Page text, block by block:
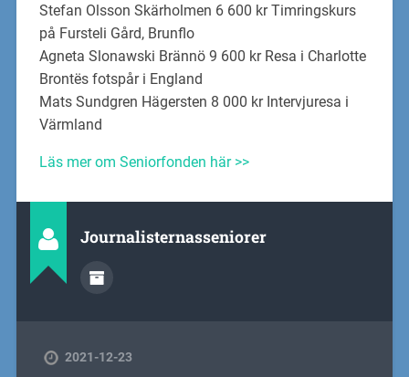
Stefan Olsson Skärholmen 6 600 kr Timringskurs
på Fursteli Gård, Brunflo
Agneta Slonawski Brännö 9 600 kr Resa i Charlotte
Brontës fotspår i England
Mats Sundgren Hägersten 8 000 kr Intervjuresa i
Värmland
Läs mer om Seniorfonden här >>
Journalisternasseniorer
2021-12-23